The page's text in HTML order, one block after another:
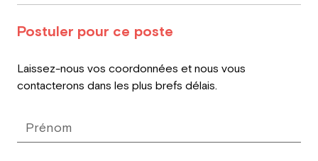
Postuler pour ce poste
Laissez-nous vos coordonnées et nous vous
contacterons dans les plus brefs délais.